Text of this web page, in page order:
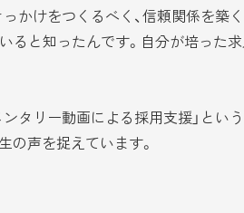
かけをつくるべく、信頼関係を築
ると知ったんです。自分が培っ
タリー動画による採用支援」とい
の声を捉えています。